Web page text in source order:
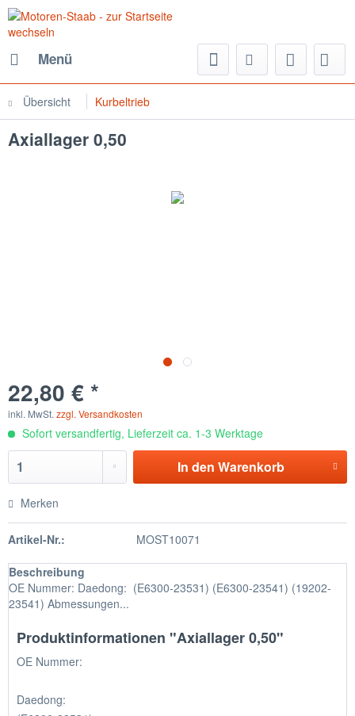
Menü
Übersicht Kurbeltrieb
Axiallager 0,50
22,80 € *
inkl. MwSt. zzgl. Versandkosten
Sofort versandfertig, Lieferzeit ca. 1-3 Werktage
In den Warenkorb
Merken
Artikel-Nr.: MOST10071
Beschreibung
OE Nummer: Daedong: (E6300-23531) (E6300-23541) (19202-
23541) Abmessungen...
Produktinformationen "Axiallager 0,50"
OE Nummer:
Daedong: